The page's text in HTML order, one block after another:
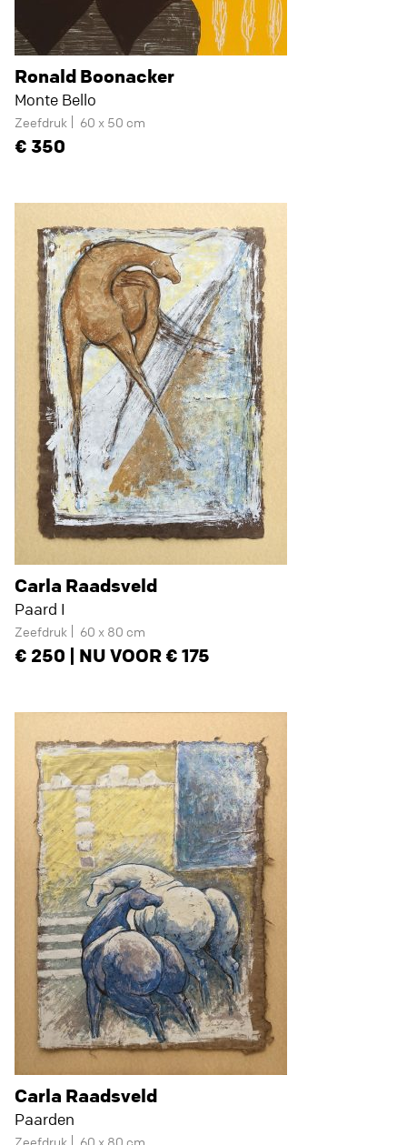
Ronald Boonacker
Monte Bello
Zeefdruk 60 x 50 cm
350
Carla Raadsveld
Paard I
Zeefdruk 60 x 80 cm
250 | NU VOOR € 175
Carla Raadsveld
Paarden
Zeefdruk 60 x 80 cm